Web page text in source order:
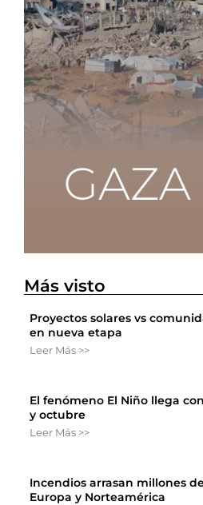
Más visto
Proyectos solares vs
en nueva etapa
Leer Más >>
El fenómeno El Niño llega
y octubre
Leer Más >>
Incendios arrasan millones
Europa y Norteamérica